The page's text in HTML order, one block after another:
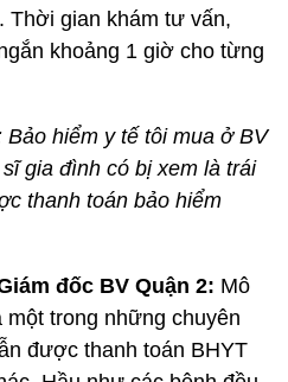
Thời gian khám tư vấn,
khoảng 1 giờ cho từng
Bảo hiểm y tế tôi mua ở BV
gia đình có bị xem là trái
thanh toán bảo hiểm
đốc BV Quận 2: Mô
trong những chuyên
được thanh toán BHYT